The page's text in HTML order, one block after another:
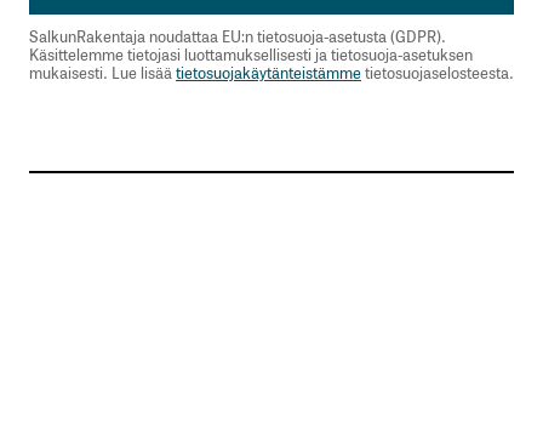
SalkunRakentaja noudattaa EU:n tietosuoja-asetusta (GDPR).
Käsittelemme tietojasi luottamuksellisesti ja tietosuoja-asetuksen
mukaisesti. Lue lisäätietosuojakäytänteistämmetietosuojaselosteesta.